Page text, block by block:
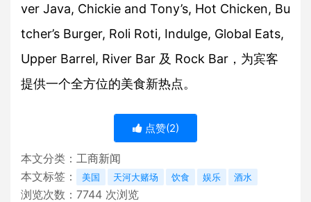
ver Java, Chickie and Tony’s, Hot Chicken, Bu
tcher’s Burger, Roli Roti, Indulge, Global Eats,
Upper Barrel, River Bar 及 Rock Bar，为宾客
提供一个全方位的美食新热点。
点赞(2)
本文分类： 工商新闻
本文标签：
美国 天河大赌场 饮食 娱乐 酒水
浏览次数： 7744 次浏览